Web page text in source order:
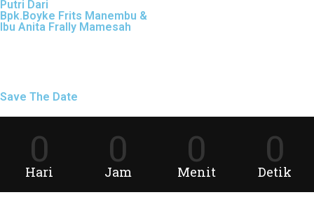
Putri Dari
Bpk.Boyke Frits Manembu &
Ibu Anita Frally Mamesah
Save The Date
0
Hari
0
Jam
0
Menit
0
Detik